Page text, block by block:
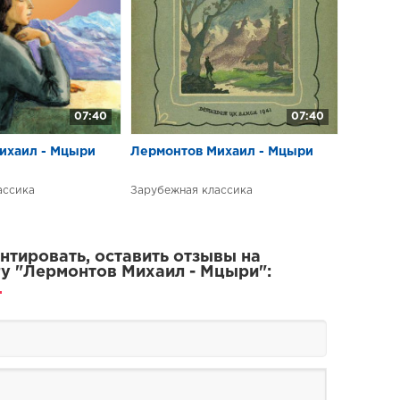
07:40
- Мцыри
07:40
Лермонтов Михаил - Мцыри
Зарубежная классика
оставить отзывы на
"Лермонтов Михаил - Мцыри":